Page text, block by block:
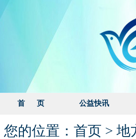
首 页 公益快讯
您的位置： 首页 > 地